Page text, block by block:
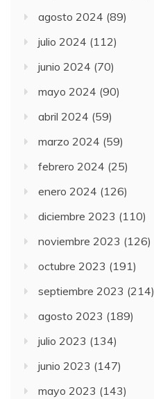
agosto 2024 (89)
julio 2024 (112)
junio 2024 (70)
mayo 2024 (90)
abril 2024 (59)
marzo 2024 (59)
febrero 2024 (25)
enero 2024 (126)
diciembre 2023 (110)
noviembre 2023 (126)
octubre 2023 (191)
septiembre 2023 (214)
agosto 2023 (189)
julio 2023 (134)
junio 2023 (147)
mayo 2023 (143)